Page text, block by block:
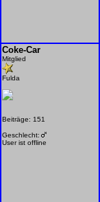
Coke-Car
Mitglied
Fulda
Beiträge: 151
Geschlecht:
User ist offline